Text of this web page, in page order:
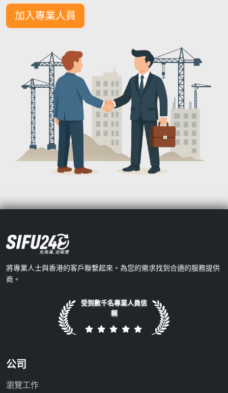
加入專業人員
將專業人士與香港的客戶聯繫起來。為您的需求找到合適的服務提供
商。
受到數千名專業人員信
賴
公司
瀏覽工作